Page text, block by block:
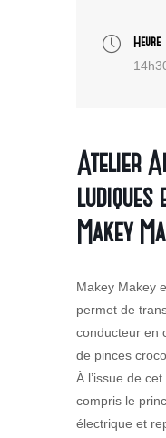
Heure
Atelier
ludiques
Makey
Makey Makey
permet de
conducteur en
de pinces
À l’issue de
compris le
électrique et